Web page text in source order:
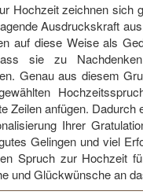
Hochzeit zeichnen sich
Ausdruckskraft
auf diese Weise als
sie zu
Genau aus diesem
Zeilen anfügen. Dadurch
Ihrer
Gelingen und viel
Spruch zur Hochzeit
und Glückwünsche an